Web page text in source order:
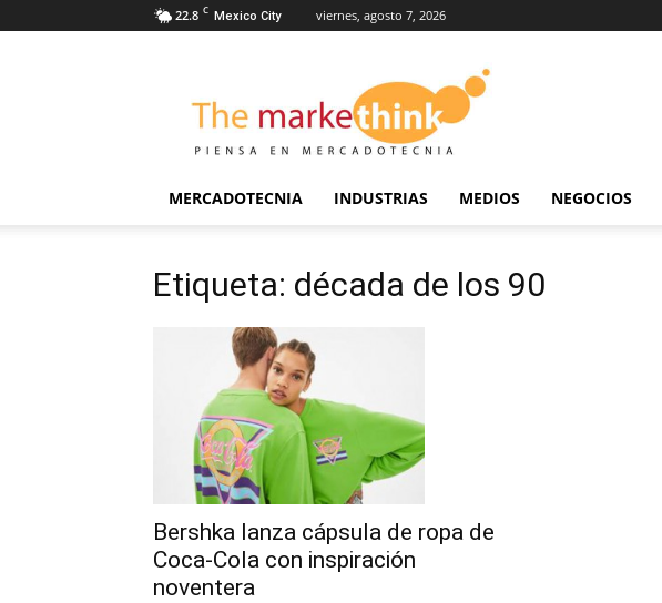
22.8 C Mexico City viernes, agosto 7, 2026
Markethink
MERCADOTECNIA INDUSTRIAS MEDIOS NEGOCIOS
Etiqueta: década de los 90
Bershka lanza cápsula de ropa de
Coca-Cola con inspiración
noventera